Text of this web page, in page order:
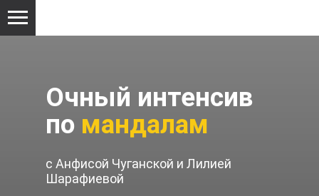
Очный интенсив
по мандалам
с Анфисой Чуганской и Лилией
Шарафиевой